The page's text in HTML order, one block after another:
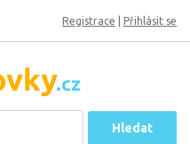
Registrace Přihlásit se
Hledat